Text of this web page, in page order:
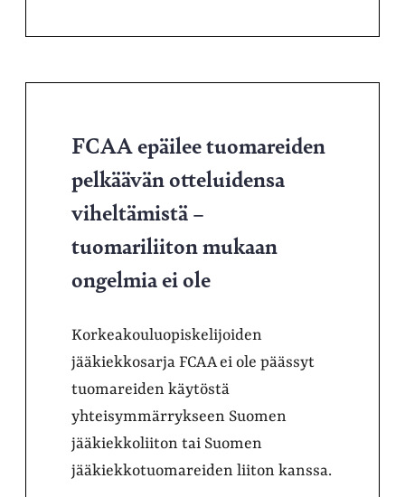
FCAA epäilee tuomareiden
pelkäävän otteluidensa
viheltämistä –
tuomariliiton mukaan
ongelmia ei ole
Korkeakouluopiskelijoiden
jääkiekkosarja FCAA ei ole päässyt
tuomareiden käytöstä
yhteisymmärrykseen Suomen
jääkiekkoliiton tai Suomen
jääkiekkotuomareiden liiton kanssa.